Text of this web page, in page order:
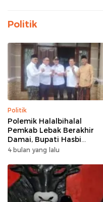
Politik
Politik
Polemik Halalbihalal
Pemkab Lebak Berakhir
Damai, Bupati Hasbi
Sambangi Kediaman
4 bulan yang lalu